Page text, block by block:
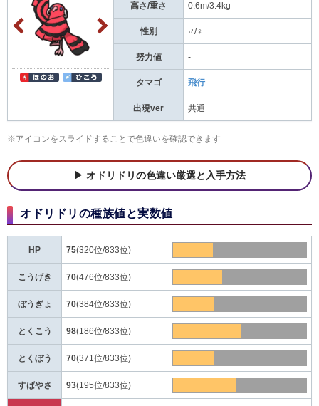
高さ/重さ 0.6m/3.4kg
性別 ♂/♀
努力値 -
タマゴ 飛行
出現ver 共通
※アイコンをスライドすることで色違いを確認できます
オドリドリの色違い厳選と入手方法
オドリドリの種族値と実数値
HP 75(320位/833位)
こうげき 70(476位/833位)
ぼうぎょ 70(384位/833位)
とくこう 98(186位/833位)
とくぼう 70(371位/833位)
すばやさ 93(195位/833位)